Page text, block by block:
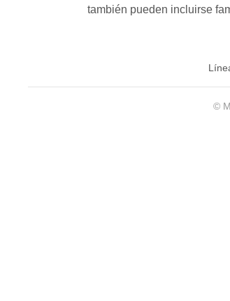
también pueden incluirse
©